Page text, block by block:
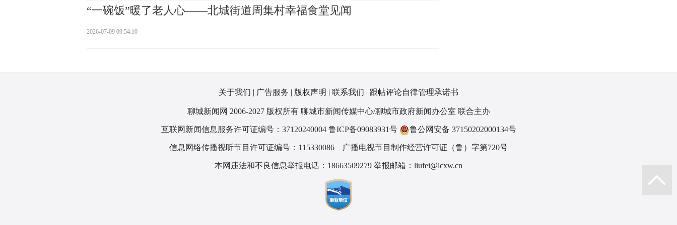
“一碗饭”暖了老人心——北城街道周集村幸福食堂见闻
2026-07-09 09:54:10
关于我们 | 广告服务 | 版权声明 | 联系我们 | 跟帖评论自律管理承诺书
聊城新闻网 2006-2027 版权所有 聊城市新闻传媒中心/聊城市政府新闻办公室 联合主办
互联网新闻信息服务许可证编号：37120240004 鲁ICP备09083931号 鲁公网安备 37150202000134号
信息网络传播视听节目许可证编号：115330086 广播电视节目制作经营许可证（鲁）字第720号
本网违法和不良信息举报电话：18663509279 举报邮箱：liufei@lcxw.cn